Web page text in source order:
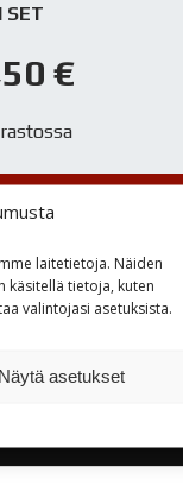
laitetietoja. Näiden
käsitellä tietoja, kuten
valintojasi asetuksista.
Näytä asetukset
SET
€